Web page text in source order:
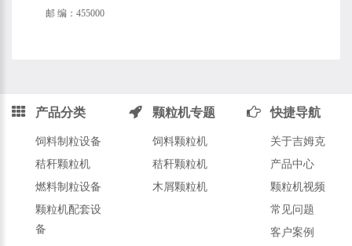
邮 编：455000
产品分类
饲料制粒设备
秸秆颗粒机
燃料制粒设备
颗粒机配套设
备
颗粒机专题
饲料颗粒机
秸秆颗粒机
木屑颗粒机
快捷导航
关于吉姆克
产品中心
颗粒机视频
常见问题
客户案例